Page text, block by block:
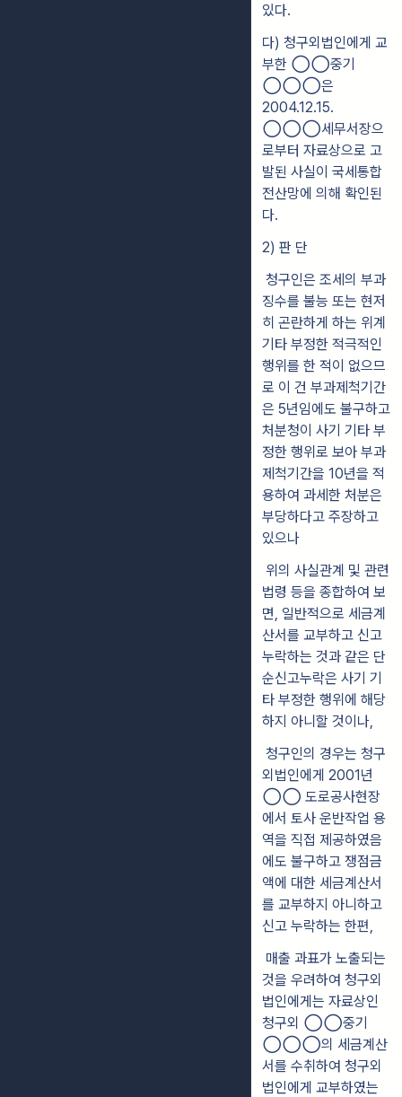
있다.
다) 청구외법인에게 교
부한 ◯◯중기
◯◯◯은
2004.12.15.
◯◯◯세무서장으
로부터 자료상으로 고
발된 사실이 국세통합
전산망에 의해 확인된
다.
2) 판 단
청구인은 조세의 부과
징수를 불능 또는 현저
히 곤란하게 하는 위계
기타 부정한 적극적인
행위를 한 적이 없으므
로 이 건 부과제척기간
은 5년임에도 불구하고
처분청이 사기 기타 부
정한 행위로 보아 부과
제척기간을 10년을 적
용하여 과세한 처분은
부당하다고 주장하고
있으나
위의 사실관계 및 관련
법령 등을 종합하여 보
면, 일반적으로 세금계
산서를 교부하고 신고
누락하는 것과 같은 단
순신고누락은 사기 기
타 부정한 행위에 해당
하지 아니할 것이나,
청구인의 경우는 청구
외법인에게 2001년
◯◯ 도로공사현장
에서 토사 운반작업 용
역을 직접 제공하였음
에도 불구하고 쟁점금
액에 대한 세금계산서
를 교부하지 아니하고
신고 누락하는 한편,
매출 과표가 노출되는
것을 우려하여 청구외
법인에게는 자료상인
청구외 ◯◯중기
◯◯◯의 세금계산
서를 수취하여 청구외
법인에게 교부하였는